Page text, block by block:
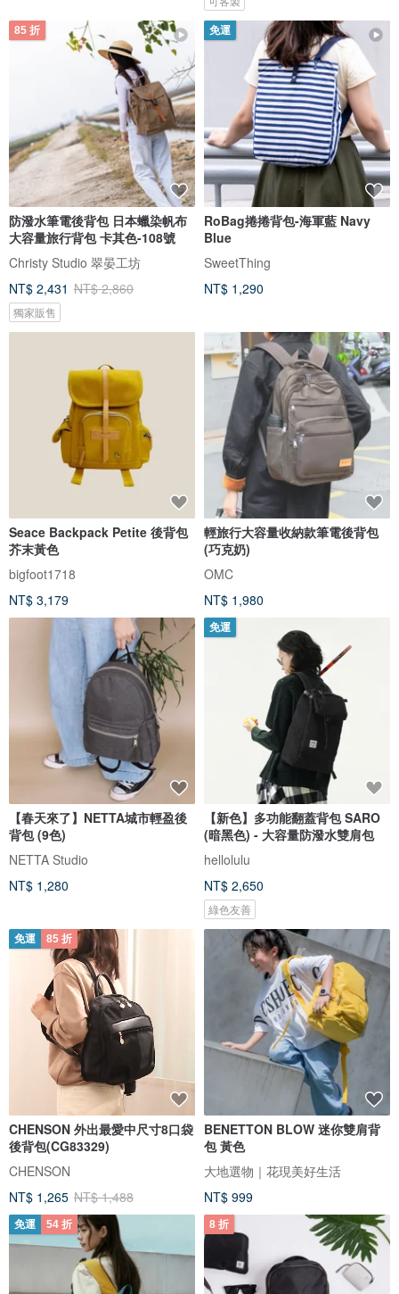
85 折
防潑水筆電後背包 日本蠟染帆布
大容量旅行背包 卡其色-108號
Christy Studio 翠晏工坊
NT$ 2,431 NT$ 2,860
獨家販售
免運
RoBag捲捲背包-海軍藍 Navy
Blue
SweetThing
NT$ 1,290
Seace Backpack Petite 後背包
芥末黃色
bigfoot1718
NT$ 3,179
輕旅行大容量收納款筆電後背包
(巧克奶)
OMC
NT$ 1,980
【春天來了】NETTA城市輕盈後
背包 (9色)
NETTA Studio
NT$ 1,280
免運
【新色】多功能翻蓋背包 SARO
(暗黑色) - 大容量防潑水雙肩包
hellolulu
NT$ 2,650
綠色友善
免運 85 折
CHENSON 外出最愛中尺寸8口袋
後背包(CG83329)
CHENSON
NT$ 1,265 NT$ 1,488
BENETTON BLOW 迷你雙肩背
包 黃色
大地選物｜花現美好生活
NT$ 999
免運 54 折 8 折